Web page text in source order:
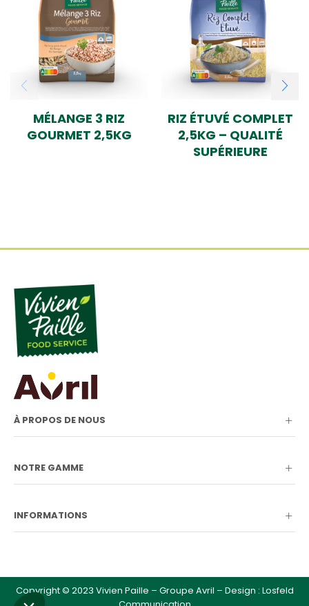
MÉLANGE 3 RIZ
GOURMET 2,5KG
RIZ ÉTUVÉ COMPLET
2,5KG – QUALITÉ
SUPÉRIEURE
À PROPOS DE NOUS
NOTRE GAMME
INFORMATIONS
Copyright © 2023 Vivien Paille – Groupe Avril – Design : Losfeld